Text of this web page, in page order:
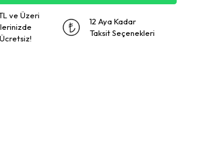
ve Üzeri
12 Aya Kadar
Taksit Seçenekleri